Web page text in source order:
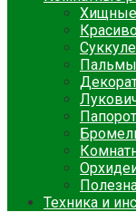
Хищные
Пальмы
Техника и